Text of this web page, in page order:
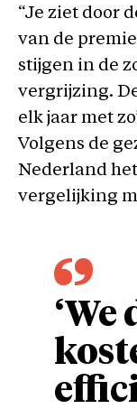
“Je ziet door
van de
stijgen in de
vergrijzing.
elk jaar met
Volgens de
Nederland
vergelijking